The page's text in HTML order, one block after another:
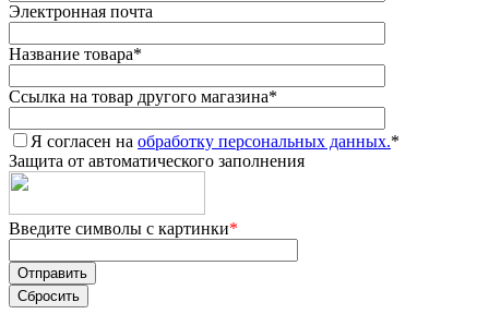
Электронная почта
Название товара*
Ссылка на товар другого магазина*
Я согласен на обработку персональных данных.*
Защита от автоматического заполнения
Введите символы с картинки*